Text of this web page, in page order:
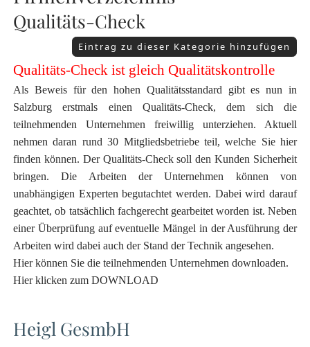
Qualitäts-Check
Eintrag zu dieser Kategorie hinzufügen
Qualitäts-Check ist gleich Qualitätskontrolle
Als Beweis für den hohen Qualitätsstandard gibt es nun in
Salzburg erstmals einen Qualitäts-Check, dem sich die
teilnehmenden Unternehmen freiwillig unterziehen. Aktuell
nehmen daran rund 30 Mitgliedsbetriebe teil, welche Sie hier
finden können. Der Qualitäts-Check soll den Kunden Sicherheit
bringen. Die Arbeiten der Unternehmen können von
unabhängigen Experten begutachtet werden. Dabei wird darauf
geachtet, ob tatsächlich fachgerecht gearbeitet worden ist. Neben
einer Überprüfung auf eventuelle Mängel in der Ausführung der
Arbeiten wird dabei auch der Stand der Technik angesehen.
Hier können Sie die teilnehmenden Unternehmen downloaden.
Hier klicken zum DOWNLOAD
Heigl GesmbH